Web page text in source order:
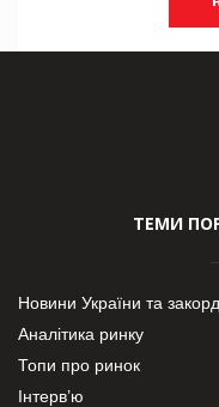
ТЕМИ
Новини України та
Аналітика ринку
Топи про ринок
Інтерв’ю